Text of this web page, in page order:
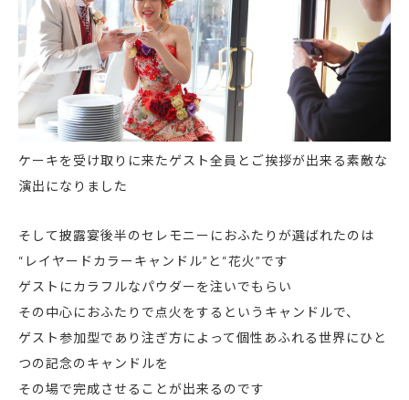
ケーキを受け取りに来たゲスト全員とご挨拶が出来る素敵な
演出になりました
そして披露宴後半のセレモニーにおふたりが選ばれたのは
“レイヤードカラーキャンドル”と“花火”です
ゲストにカラフルなパウダーを注いでもらい
その中心におふたりで点火をするというキャンドルで、
ゲスト参加型であり 注ぎ方によって個性あふれる世界にひと
つの記念のキャンドルを
その場で完成させることが出来るのです